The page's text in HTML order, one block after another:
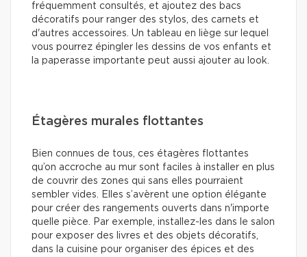
fréquemment consultés, et ajoutez des bacs
décoratifs pour ranger des stylos, des carnets et
d'autres accessoires. Un tableau en liège sur lequel
vous pourrez épingler les dessins de vos enfants et
la paperasse importante peut aussi ajouter au look.
Étagères murales flottantes
Bien connues de tous, ces étagères flottantes
qu’on accroche au mur sont faciles à installer en plus
de couvrir des zones qui sans elles pourraient
sembler vides. Elles s’avèrent une option élégante
pour créer des rangements ouverts dans n'importe
quelle pièce. Par exemple, installez-les dans le salon
pour exposer des livres et des objets décoratifs,
dans la cuisine pour organiser des épices et des